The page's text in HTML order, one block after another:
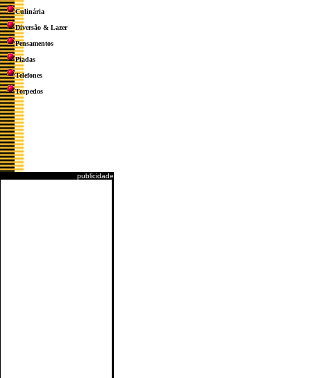
Culinária
Diversão & Lazer
Pensamentos
Piadas
Telefones
Torpedos
publicidade